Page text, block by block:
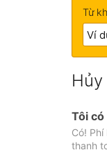
Từ
Tôi
Có!
thanh